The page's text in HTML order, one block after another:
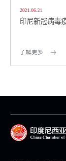
2021.06.21
印尼新冠病毒
了解更多